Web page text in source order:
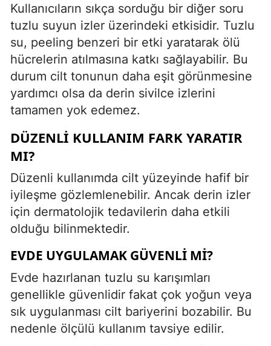
Kullanıcıların sıkça sorduğu bir diğer soru
tuzlu suyun izler üzerindeki etkisidir. Tuzlu
su, peeling benzeri bir etki yaratarak ölü
hücrelerin atılmasına katkı sağlayabilir. Bu
durum cilt tonunun daha eşit görünmesine
yardımcı olsa da derin sivilce izlerini
tamamen yok edemez.
DÜZENLI KULLANIM FARK YARATIR
MI?
Düzenli kullanımda cilt yüzeyinde hafif bir
iyileşme gözlemlenebilir. Ancak derin izler
için dermatolojik tedavilerin daha etkili
olduğu bilinmektedir.
EVDE UYGULAMAK GÜVENLI MI?
Evde hazırlanan tuzlu su karışımları
genellikle güvenlidir fakat çok yoğun veya
sık uygulanması cilt bariyerini bozabilir. Bu
nedenle ölçülü kullanım tavsiye edilir.